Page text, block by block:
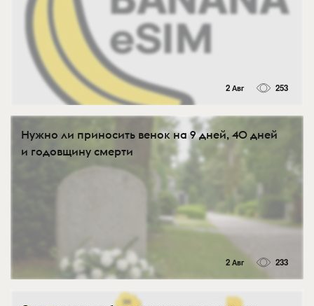
2 Авг 253
Нужно ли приносить венок на 9 дней, 40 дней
и годовщину смерти
2 Авг 233